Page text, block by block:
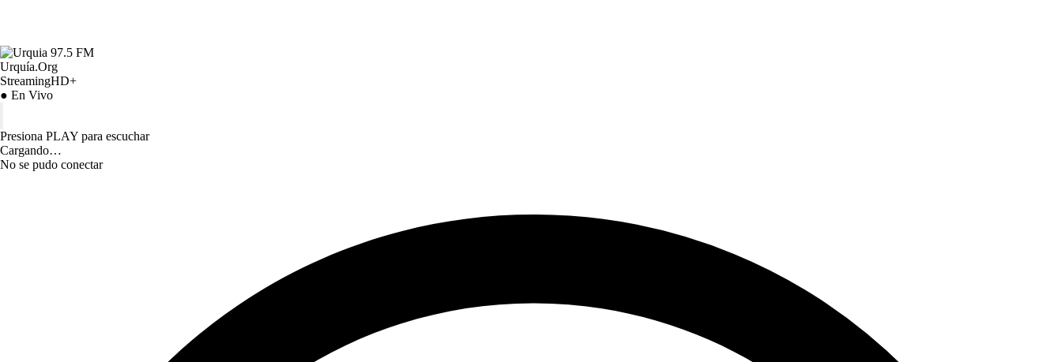
Urquía.Org
StreamingHD+
● En Vivo
Presiona PLAY para escuchar
Cargando…
No se pudo conectar